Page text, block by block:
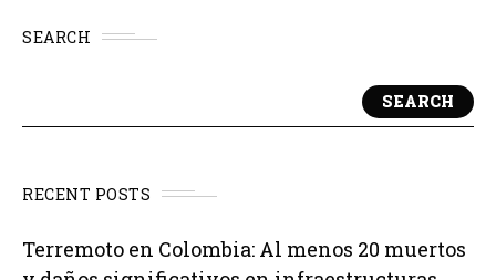
SEARCH
SEARCH
RECENT POSTS
Terremoto en Colombia: Al menos 20 muertos